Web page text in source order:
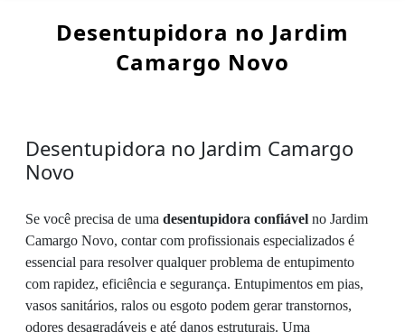
Desentupidora no Jardim
Camargo Novo
Desentupidora no Jardim Camargo
Novo
Se você precisa de uma desentupidora confiável no Jardim
Camargo Novo, contar com profissionais especializados é
essencial para resolver qualquer problema de entupimento
com rapidez, eficiência e segurança. Entupimentos em pias,
vasos sanitários, ralos ou esgoto podem gerar transtornos,
odores desagradáveis e até danos estruturais. Uma